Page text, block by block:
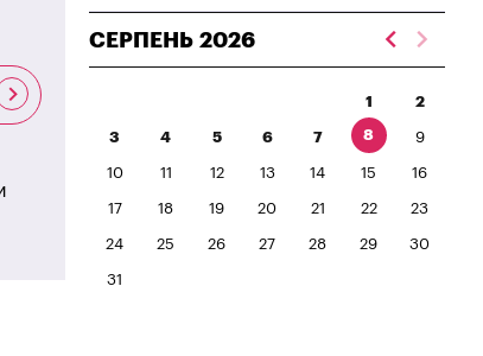
СЕРПЕНЬ 2026
1 2
3 4 5 6 7 8 9
10 11 12 13 14 15 16
17 18 19 20 21 22 23
24 25 26 27 28 29 30
31